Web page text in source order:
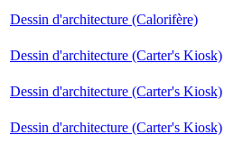
Dessin d'architecture (Calorifère)
Dessin d'architecture (Carter's Kiosk)
Dessin d'architecture (Carter's Kiosk)
Dessin d'architecture (Carter's Kiosk)